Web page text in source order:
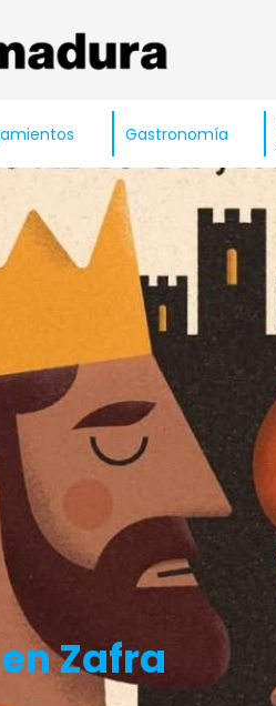
Gastronomía
Zafra